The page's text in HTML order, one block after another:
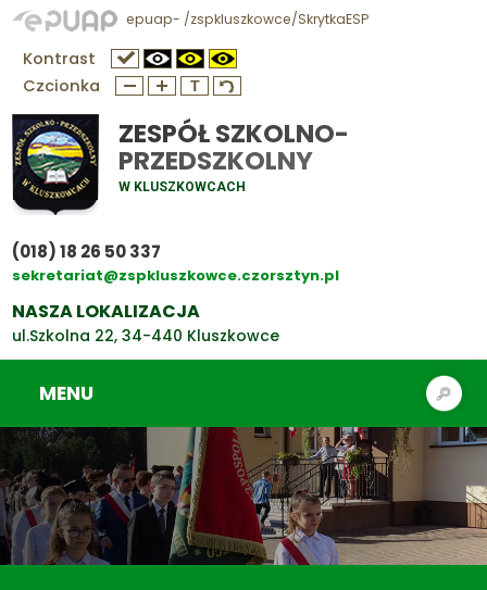
epuap- /zspkluszkowce/SkrytkaESP
Kontrast
Czcionka
ZESPÓŁ SZKOLNO-
PRZEDSZKOLNY
W KLUSZKOWCACH
(018) 18 26 50 337
sekretariat@zspkluszkowce.czorsztyn.pl
NASZA LOKALIZACJA
ul.Szkolna 22, 34-440 Kluszkowce
MENU